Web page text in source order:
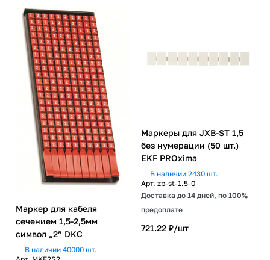
Маркер для кабеля
сечением 1,5-2,5мм
символ „2” DKC
В наличии 40000 шт.
Маркеры для JXB-ST 1,5
без нумерации (50 шт.)
EKF PROxima
В наличии 2430 шт.
Арт. zb-st-1.5-0
Доставка до 14 дней, по 100%
предоплате
721.22 ₽/шт